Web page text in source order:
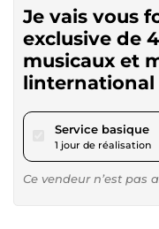
Je vais vous
exclusive de
musicaux et
linternational
Service basique
1 jour de réalisation
Ce vendeur n’est pas